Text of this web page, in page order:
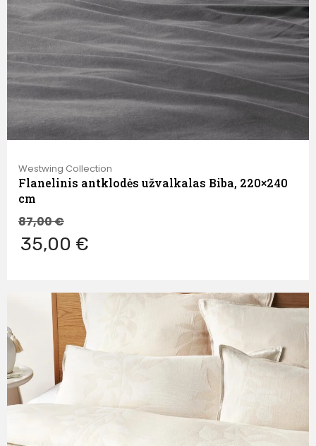
Westwing Collection
Flanelinis antklodės užvalkalas Biba, 220×240
cm
87,00€
35,00 €